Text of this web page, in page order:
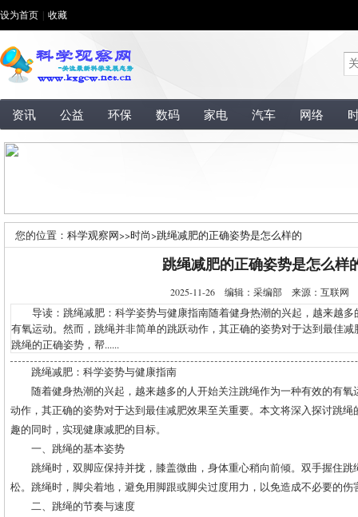
设为首页 收藏
资讯 公益 环保 数码 家电 汽车 网络
您的位置： 科学观察网>>时尚>跳绳减肥的正确姿势是怎么样的
跳绳减肥的正确姿势是怎么样
2025-11-26 编辑：采编部 来源：互联网
导读：跳绳减肥：科学姿势与健康指南随着健身热潮的兴起，越来越多
有氧运动。然而，跳绳并非简单的跳跃动作，其正确的姿势对于达到最佳
跳绳的正确姿势，帮......
跳绳减肥：科学姿势与健康指南
随着健身热潮的兴起，越来越多的人开始关注跳绳作为一种有效的有
动作，其正确的姿势对于达到最佳减肥效果至关重要。本文将深入探讨跳
趣的同时，实现健康减肥的目标。
一、跳绳的基本姿势
跳绳时，双脚应保持并拢，膝盖微曲，身体重心稍向前倾。双手握住
松。跳绳时，脚尖着地，避免用脚跟或脚尖过度用力，以免造成不必要的伤
二、跳绳的节奏与速度